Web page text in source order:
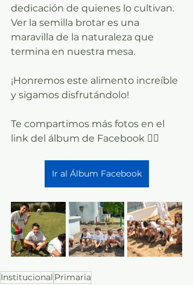
dedicación de quienes lo cultivan.
Ver la semilla brotar es una
maravilla de la naturaleza que
termina en nuestra mesa.
¡Honremos este alimento increíble
y sigamos disfrutándolo!
Te compartimos más fotos en el
link del álbum de Facebook 👇🏼
Ir al Álbum Facebook
Institucional Primaria